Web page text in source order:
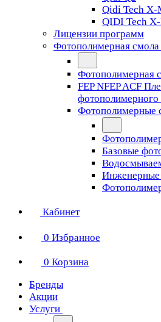
Qidi Tech X-
QIDI Tech
Лицензии программ
Фотополимерная
Фотополимерная
FEP NFEP ACF
фотополимерного
Фотополимерные
Базовые
Кабинет
0 Избранное
0 Корзина
Бренды
Акции
Услуги